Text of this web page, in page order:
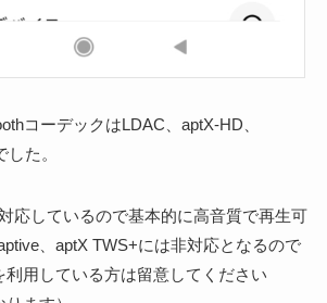
コーデックはLDAC、aptX-HD、
た。
応しているので基本的に高音質で再生可
、aptX TWS+には非対応となるので
利用している方は留意してください